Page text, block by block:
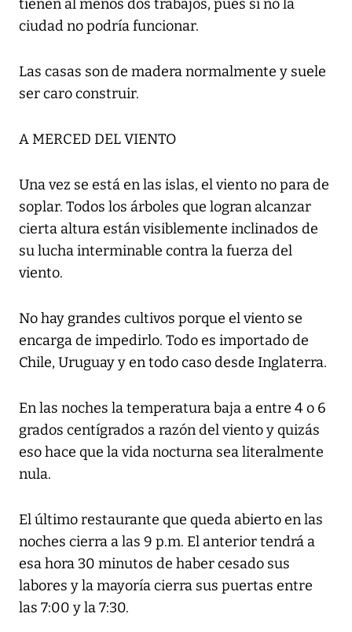
tienen al menos dos trabajos, pues si no la
ciudad no podría funcionar.
Las casas son de madera normalmente y suele
ser caro construir.
A MERCED DEL VIENTO
Una vez se está en las islas, el viento no para de
soplar. Todos los árboles que logran alcanzar
cierta altura están visiblemente inclinados de
su lucha interminable contra la fuerza del
viento.
No hay grandes cultivos porque el viento se
encarga de impedirlo. Todo es importado de
Chile, Uruguay y en todo caso desde Inglaterra.
En las noches la temperatura baja a entre 4 o 6
grados centígrados a razón del viento y quizás
eso hace que la vida nocturna sea literalmente
nula.
El último restaurante que queda abierto en las
noches cierra a las 9 p.m. El anterior tendrá a
esa hora 30 minutos de haber cesado sus
labores y la mayoría cierra sus puertas entre
las 7:00 y la 7:30.